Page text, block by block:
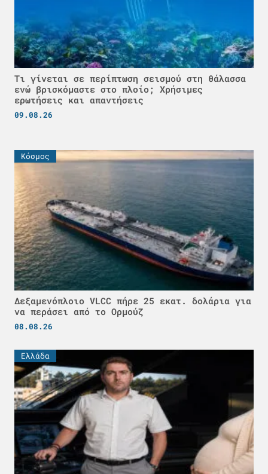
Τι γίνεται σε περίπτωση σεισμού στη θάλασσα
ενώ βρισκόμαστε στο πλοίο; Χρήσιμες
ερωτήσεις και απαντήσεις
09.08.26
Κόσμος
Δεξαμενόπλοιο VLCC πήρε 25 εκατ. δολάρια για
να περάσει από το Ορμούζ
08.08.26
Ελλάδα